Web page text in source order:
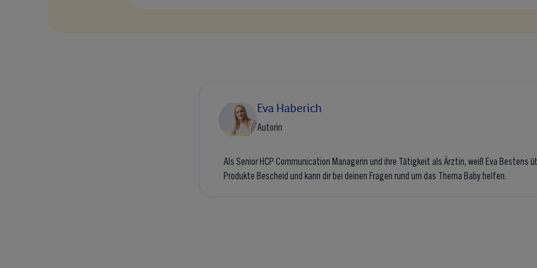
Eva Haberich
Autorin
Als Senior HCP Communication Managerin und ihre Tätigkeit als Ärztin, weiß Eva Bestens
Produkte Bescheid und kann dir bei deinen Fragen rund um das Thema Baby helfen.